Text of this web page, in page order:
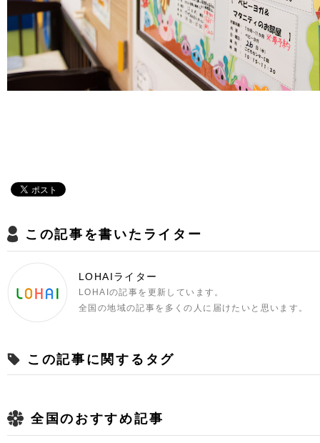
この記事を書いたライター
LOHAIライター
LOHAIの記事を更新しています。
全国の地域の記事を多くの人に届けたいと思います。
この記事に関するタグ
全国のおすすめ記事